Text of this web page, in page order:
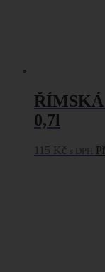
ŘÍMSKÁ
0,7l
115 Kč s DPH